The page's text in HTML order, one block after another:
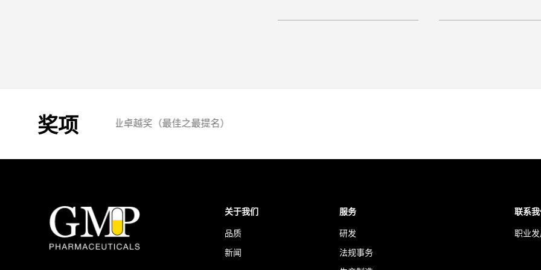
奖项 2019：Westpac 奥克兰商业奖国际贸易卓越奖
关于我们
品质
新闻
服务
研发
法规事务
联系
职业